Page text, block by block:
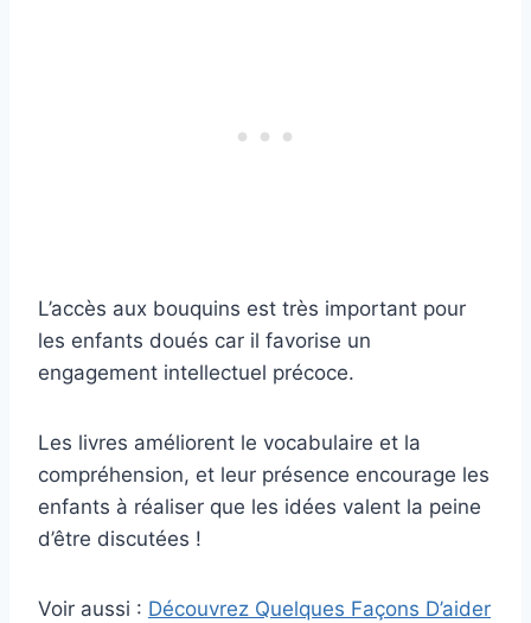
L’accès aux bouquins est très important pour
les enfants doués car il favorise un
engagement intellectuel précoce.
Les livres améliorent le vocabulaire et la
compréhension, et leur présence encourage les
enfants à réaliser que les idées valent la peine
d’être discutées !
Voir aussi : Découvrez Quelques Façons D’aider